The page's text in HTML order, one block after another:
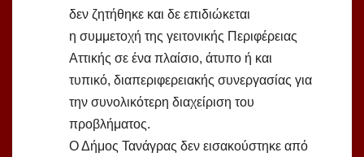
δεν ζητήθηκε και δε επιδιώκεται
η συμμετοχή της γειτονικής Περιφέρειας
Αττικής σε ένα πλαίσιο, άτυπο ή και
τυπικό, διαπεριφερειακής συνεργασίας για
την συνολικότερη διαχείριση του
προβλήματος.
Ο Δήμος Τανάγρας δεν εισακούστηκε από